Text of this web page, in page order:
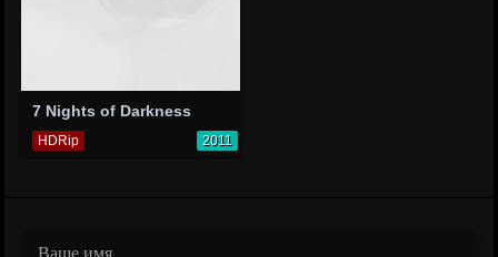
7 Nights of Darkness
HDRip 2011